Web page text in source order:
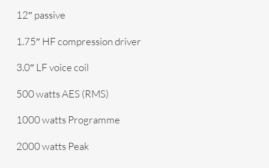
12″ passive
1.75″ HF compression driver
3.0″ LF voice coil
500 watts AES (RMS)
1000 watts Programme
2000 watts Peak